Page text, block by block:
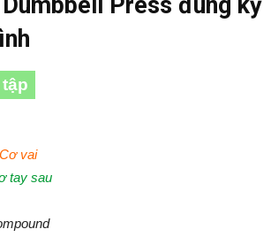
Cơ vai
tay sau